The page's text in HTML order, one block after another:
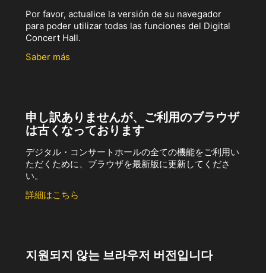
Por favor, actualice la versión de su navegador
para poder utilizar todas las funciones del Digital
Concert Hall.
Saber más
申し訳ありませんが、ご利用のブラウザ
は古くなっております
デジタル・コンサートホールの全ての機能をご利用い
ただくために、ブラウザを最新版に更新してくださ
い。
詳細はこちら
지원되지 않는 브라우저 버전입니다